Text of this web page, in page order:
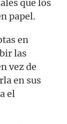
que los
papel.
en
las
vez de
en sus
el